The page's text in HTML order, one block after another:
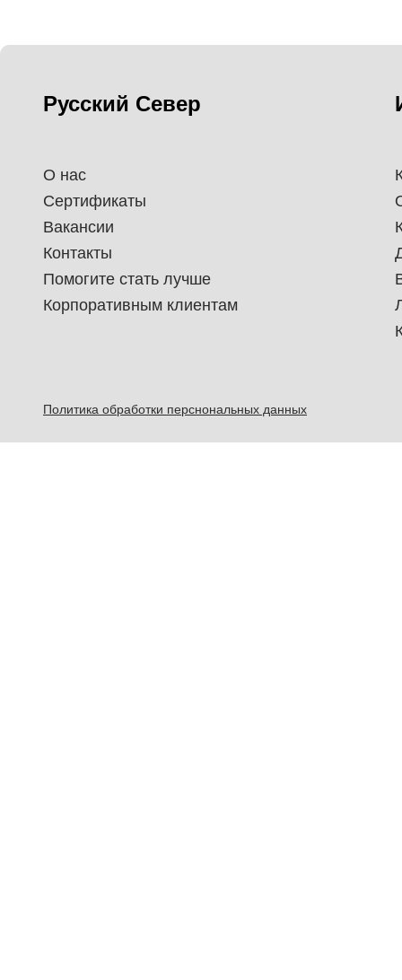
Русский Север
О нас
Сертификаты
Вакансии
Контакты
Помогите стать лучше
Корпоративным клиентам
Политика обработки перснональных данных